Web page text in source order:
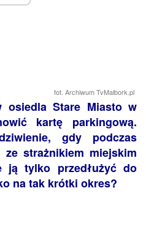
fot. Archiwum TvMalbork.pl
osiedla Stare Miasto w
kartę parkingową.
gdy podczas
ze strażnikiem miejskim
ją tylko przedłużyć do
na tak krótki okres?